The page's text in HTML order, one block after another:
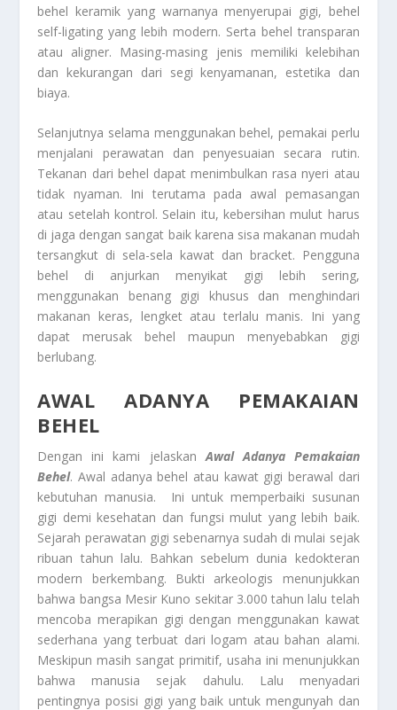
behel keramik yang warnanya menyerupai gigi, behel
self-ligating yang lebih modern. Serta behel transparan
atau aligner. Masing-masing jenis memiliki kelebihan
dan kekurangan dari segi kenyamanan, estetika dan
biaya.
Selanjutnya selama menggunakan behel, pemakai perlu
menjalani perawatan dan penyesuaian secara rutin.
Tekanan dari behel dapat menimbulkan rasa nyeri atau
tidak nyaman. Ini terutama pada awal pemasangan
atau setelah kontrol. Selain itu, kebersihan mulut harus
di jaga dengan sangat baik karena sisa makanan mudah
tersangkut di sela-sela kawat dan bracket. Pengguna
behel di anjurkan menyikat gigi lebih sering,
menggunakan benang gigi khusus dan menghindari
makanan keras, lengket atau terlalu manis. Ini yang
dapat merusak behel maupun menyebabkan gigi
berlubang.
AWAL ADANYA PEMAKAIAN
BEHEL
Dengan ini kami jelaskan Awal Adanya Pemakaian
Behel. Awal adanya behel atau kawat gigi berawal dari
kebutuhan manusia. Ini untuk memperbaiki susunan
gigi demi kesehatan dan fungsi mulut yang lebih baik.
Sejarah perawatan gigi sebenarnya sudah di mulai sejak
ribuan tahun lalu. Bahkan sebelum dunia kedokteran
modern berkembang. Bukti arkeologis menunjukkan
bahwa bangsa Mesir Kuno sekitar 3.000 tahun lalu telah
mencoba merapikan gigi dengan menggunakan kawat
sederhana yang terbuat dari logam atau bahan alami.
Meskipun masih sangat primitif, usaha ini menunjukkan
bahwa manusia sejak dahulu. Lalu menyadari
pentingnya posisi gigi yang baik untuk mengunyah dan